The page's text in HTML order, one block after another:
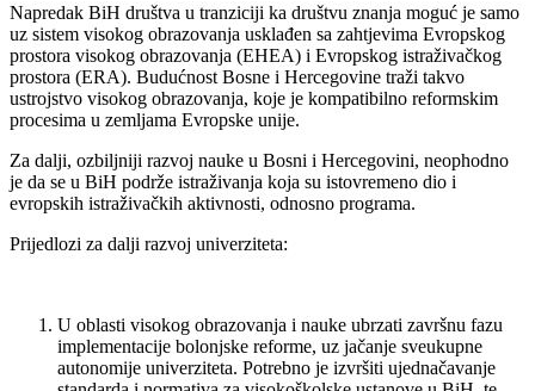
Napredak BiH društva u tranziciji ka društvu znanja moguć je samo
uz sistem visokog obrazovanja usklađen sa zahtjevima Evropskog
prostora visokog obrazovanja (EHEA) i Evropskog istraživačkog
prostora (ERA). Budućnost Bosne i Hercegovine traži takvo
ustrojstvo visokog obrazovanja, koje je kompatibilno reformskim
procesima u zemljama Evropske unije.
Za dalji, ozbiljniji razvoj nauke u Bosni i Hercegovini, neophodno
je da se u BiH podrže istraživanja koja su istovremeno dio i
evropskih istraživačkih aktivnosti, odnosno programa.
Prijedlozi za dalji razvoj univerziteta:
U oblasti visokog obrazovanja i nauke ubrzati završnu fazu
implementacije bolonjske reforme, uz jačanje sveukupne
autonomije univerziteta. Potrebno je izvršiti ujednačavanje